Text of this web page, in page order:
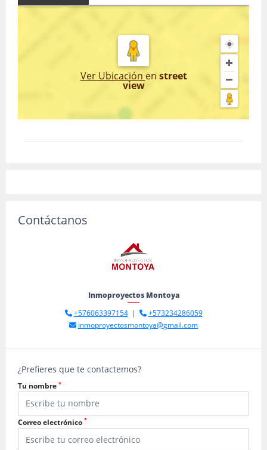
Ver Ubicación en street
view
Contáctanos
Inmoproyectos Montoya
+576063397154|
+573234286059
inmoproyectosmontoya@gmail.com
¿Prefieres que te contactemos?
Tu nombre *
Correo electrónico *